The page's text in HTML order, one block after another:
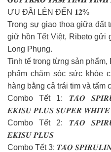
ƯU ĐÃI LÊN ĐẾN 𝟏𝟐%
Trong sự giao thoa giữa đất
giữ hồn Tết Việt, Ribeto gửi
Long Phụng.
Tinh tế trong từng sản
phẩm chăm sóc sức khỏe
hàng bằng cả trái tim và tấm
Combo Tết 1: 𝑻𝑨̉𝑶
𝑬𝑲𝑰𝑺𝑼 𝑷𝑳𝑼𝑺 𝑺𝑼𝑷𝑬𝑹 𝑾𝑯𝑰𝑻𝑬
Combo Tết 2: 𝑻𝑨̉𝑶
𝑬𝑲𝑰𝑺𝑼 𝑷𝑳𝑼𝑺
Combo Tết 3: 𝑻𝑨̉𝑶